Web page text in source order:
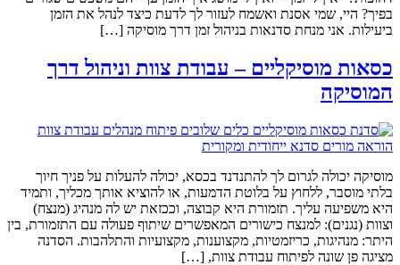
בפיך? היי, שמי אסנת ואשמח לעזור לך לדעת כיצד לנהל את הזמן
ביעילות. אני מנחת סדנאות בניהול זמן דרך מוסיקה […]
כסאות מוסיקליים – עבודת צוות וניהול דרך
המוסיקה
מוסיקה יכולה לגרום לך להתנדנד בכסא, יכולה להעלות על פניך חיוך
בלתי מוסבר, ללחוץ על בלוטת הדמעות, או להוציא אותך מכליך, ותמיד
היא משפיעה עליך. תזמורת היא קבוצה, וככזאת יש לה מנהיג (מנצח)
וצוות (נגנים): למנצח כישורים המאפשרים שיתוף פעולה עם התזמורת, בין
היתר: מנהיגות, כריזמטיות, מקצוענות, מקצועיות והתלהבות. הסדנה
מציגה פן שונה לפיתוח עבודת צוות, […]